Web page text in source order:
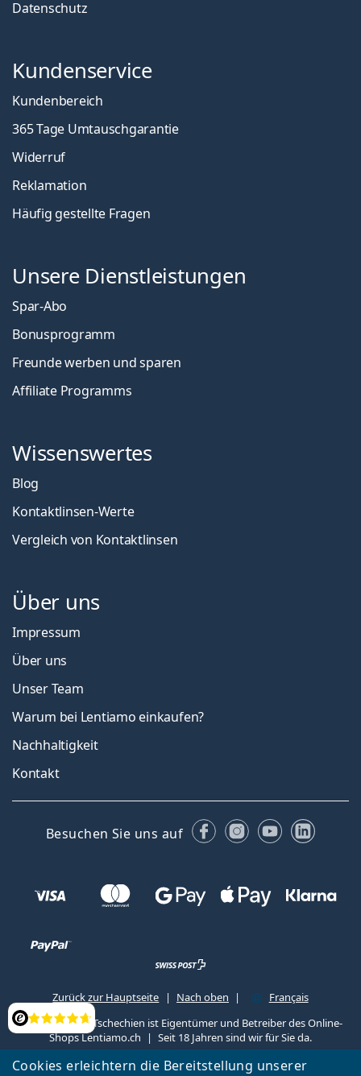
Cookies erleichtern die Bereitstellung unserer
Bewertung
Datenschutz
Kundenservice
Kundenbereich
365 Tage Umtauschgarantie
Widerruf
Reklamation
Häufig gestellte Fragen
Unsere Dienstleistungen
Spar-Abo
Bonusprogramm
Freunde werben und sparen
Affiliate Programms
Wissenswertes
Blog
Kontaktlinsen-Werte
Vergleich von Kontaktlinsen
Über uns
Impressum
Über uns
Unser Team
Warum bei Lentiamo einkaufen?
Nachhaltigkeit
Kontakt
Besuchen Sie uns auf FacebookInstagram
YouTube
Zurück zur Hauptseite Nach oben
Français
Lentiamo s.r.o., Tschechien ist Eigentümer und Betreiber des Online-
Shops Lentiamo.ch
Seit 18 Jahren sind wir für Sie da.